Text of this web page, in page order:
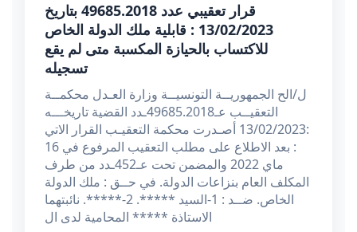
قرار تعقيبي عدد 49685.2018 بتاريخ
13/02/2023 : قابلية ملك الدولة الخاص
للاكتساب بالحيازة المكسبة متى لم يقع
تسجيله
ل/الح الجمهوريــة التونسيــة وزارة العـدل محكمــة
التعقيــب عـ49685.2018ـدد القضية تاريخـــه
:13/02/2023 أصـدرت محكمة التعقيـب القرار الاتي
: بعد الاطلاع على مطلب التعقيب المرفوع في 16
ماي 2022 والمضمن تحت عـ452ـدد من طرف
المكلف العام بنزاعات الدولة. في حــق : ملك الدولة
الخاص. ضــد : 1-السيد *****. 2-*****. نائبتهما
الاستاذة ***** المحامية لدى ال